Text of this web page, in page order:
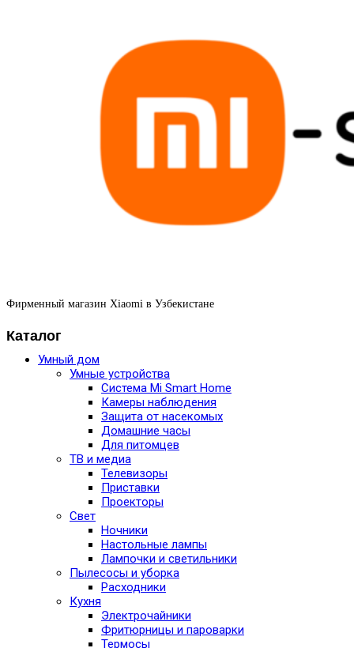
Фирменный магазин Xiaomi в Узбекистане
Каталог
Умный дом
Умные устройства
Система Mi Smart Home
Камеры наблюдения
Защита от насекомых
Домашние часы
Для питомцев
ТВ и медиа
Телевизоры
Приставки
Проекторы
Свет
Ночники
Настольные лампы
Лампочки и светильники
Пылесосы и уборка
Расходники
Кухня
Электрочайники
Фритюрницы и пароварки
Термосы